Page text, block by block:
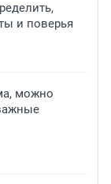
и поверья
можно